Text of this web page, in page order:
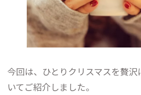
今回は、ひとりクリスマスを贅
いてご紹介しました。